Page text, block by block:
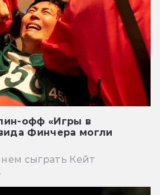
офф «Игры в
Финчера могли
сыграть Кейт